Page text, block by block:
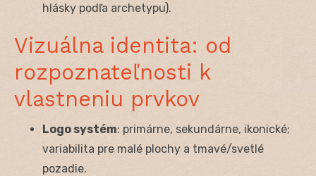
hlásky podľa archetypu).
Vizuálna identita: od
rozpoznateľnosti k
vlastneniu prvkov
Logo systém: primárne, sekundárne, ikonické;
variabilita pre malé plochy a tmavé/svetlé
pozadie.